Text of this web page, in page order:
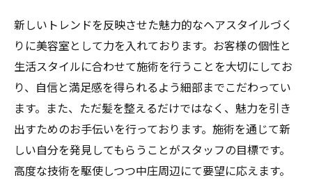
新しいトレンドを反映させた魅力的なヘアスタイルづく
りに美容室として力を入れております。お客様の個性と
生活スタイルに合わせて施術を行うことを大切にしてお
り、自信と満足感を得られるよう細部までこだわってい
ます。また、ただ髪を整えるだけではなく、魅力を引き
出すためのお手伝いを行っております。施術を通じて新
しい自分を発見してもらうことがスタッフの目標です。
高度な技術を駆使しつつ中庄周辺にて要望に応えます。